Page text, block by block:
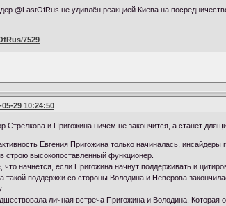
@LastOfRus не удивлён реакцией Киева на
7529
05-29 10:24:50
Стрелкова и Пригожина ничем не закончится, а станет
Евгения Пригожина только начиналась,
строю высокопоставленный функционер.
что начнется, если Пригожина начнут поддерживать и
такой поддержки со стороны Володина и Неверова
личная встреча Пригожина и Володина.